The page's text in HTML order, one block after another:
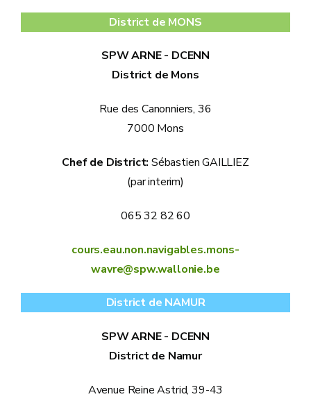
District de MONS
SPW ARNE - DCENN
District de Mons
Rue des Canonniers, 36
7000 Mons
Chef de District: Sébastien GAILLIEZ
(par interim)
065 32 82 60
cours.eau.non.navigables.mons-
wavre@spw.wallonie.be
District de NAMUR
SPW ARNE - DCENN
District de Namur
Avenue Reine Astrid, 39-43